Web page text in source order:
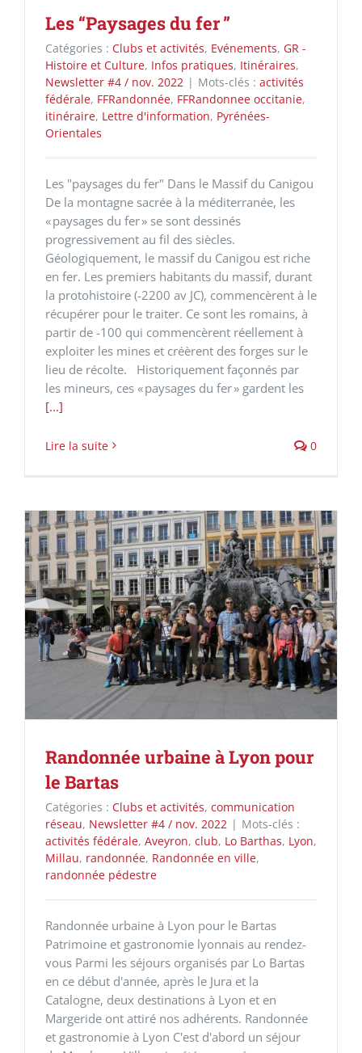
Les “Paysages du fer ”
Catégories : Clubs et activités, Evénements, GR -
Histoire et Culture, Infos pratiques, Itinéraires,
Newsletter #4 / nov. 2022 | Mots-clés : activités
fédérale, FFRandonnée, FFRandonnee occitanie,
itinéraire, Lettre d'information, Pyrénées-
Orientales
Les "paysages du fer" Dans le Massif du Canigou
De la montagne sacrée à la méditerranée, les
« paysages du fer » se sont dessinés
progressivement au fil des siècles.
Géologiquement, le massif du Canigou est riche
en fer. Les premiers habitants du massif, durant
la protohistoire (-2200 av JC), commencèrent à le
récupérer pour le traiter. Ce sont les romains, à
partir de -100 qui commencèrent réellement à
exploiter les mines et créèrent des forges sur le
lieu de récolte. Historiquement façonnés par
les mineurs, ces « paysages du fer » gardent les
[...]
Lire la suite 0
Randonnée urbaine à Lyon pour
le Bartas
Catégories : Clubs et activités, communication
réseau, Newsletter #4 / nov. 2022 | Mots-clés :
activités fédérale, Aveyron, club, Lo Barthas, Lyon,
Millau, randonnée, Randonnée en ville,
randonnée pédestre
Randonnée urbaine à Lyon pour le Bartas
Patrimoine et gastronomie lyonnais au rendez-
vous Parmi les séjours organisés par Lo Bartas
en ce début d'année, après le Jura et la
Catalogne, deux destinations à Lyon et en
Margeride ont attiré nos adhérents. Randonnée
et gastronomie à Lyon C'est d'abord un séjour